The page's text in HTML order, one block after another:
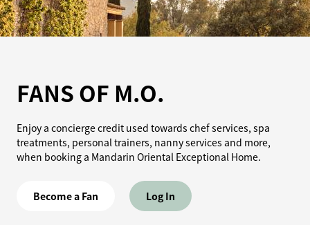
FANS OF M.O.
Enjoy a concierge credit used towards chef services, spa
treatments, personal trainers, nanny services and more,
when booking a Mandarin Oriental Exceptional Home.
Become a Fan Log In